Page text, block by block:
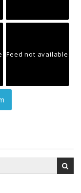
Feed not available